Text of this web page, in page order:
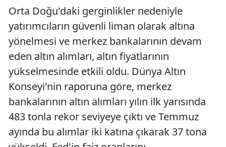
Orta Doğu'daki gerginlikler nedeniyle
yatırımcıların güvenli liman olarak altına
yönelmesi ve merkez bankalarının devam
eden altın alımları, altın fiyatlarının
yükselmesinde etkili oldu. Dünya Altın
Konseyi'nin raporuna göre, merkez
bankalarının altın alımları yılın ilk yarısında
483 tonla rekor seviyeye çıktı ve Temmuz
ayında bu alımlar iki katına çıkarak 37 tona